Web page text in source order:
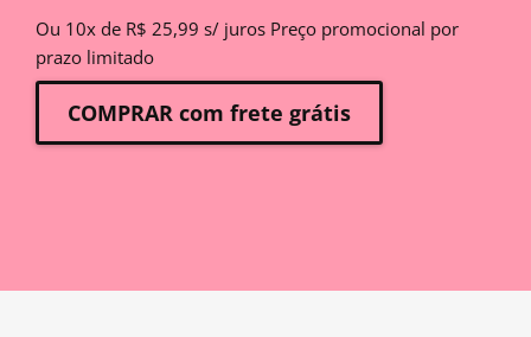
Ou 10x de R$ 25,99 s/ juros Preço promocional por
prazo limitado
COMPRAR com frete grátis